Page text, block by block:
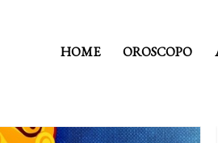
HOME OROSCOPO